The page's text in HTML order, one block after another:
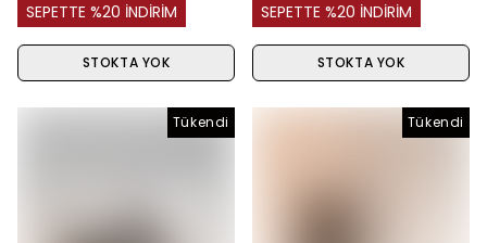
SEPETTE %20 İNDİRİM
STOKTA YOK
SEPETTE %20 İNDİRİM
STOKTA YOK
Tükendi Tükendi
Tükendi